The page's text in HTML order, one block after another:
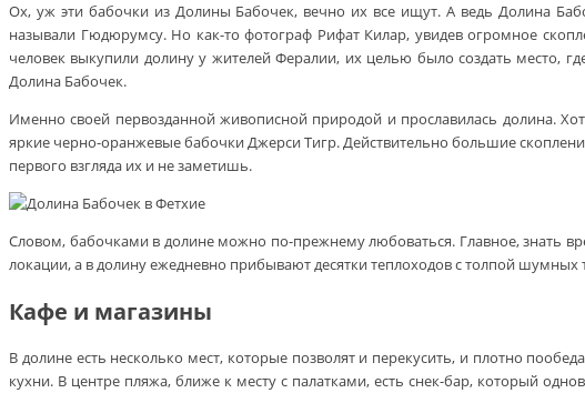
Ох, уж эти бабочки из Долины Бабочек, вечно их все ищут. А ведь Долина
называли Гюдюрумсу. Но как-то фотограф Рифат Килар, увидев огромное
человек выкупили долину у жителей Фералии, их целью было создать место,
Долина Бабочек.
Именно своей первозданной живописной природой и прославилась долина.
яркие черно-оранжевые бабочки Джерси Тигр. Действительно большие
первого взгляда их и не заметишь.
Словом, бабочками в долине можно по-прежнему любоваться. Главное, знать
локации, а в долину ежедневно прибывают десятки теплоходов с толпой
Кафе и магазины
В долине есть несколько мест, которые позволят и перекусить, и плотно
кухни. В центре пляжа, ближе к месту с палатками, есть снек-бар, который